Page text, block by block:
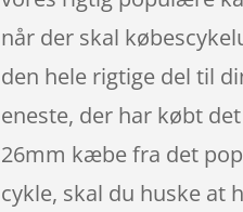
når der skal
den hele rigtige del til
eneste, der har købt
26mm kæbe fra det
cykle, skal du huske at